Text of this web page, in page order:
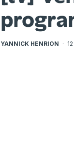
YANNICK HENRION ·